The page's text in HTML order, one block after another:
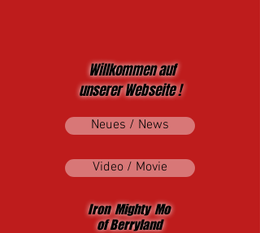
Willkommen auf
unserer Webseite !
Neues / News
Video / Movie
Iron Mighty Mo
of Berryland